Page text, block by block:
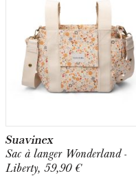
Suavinex
Sac à langer Wonderland -
Liberty, 59,90 €